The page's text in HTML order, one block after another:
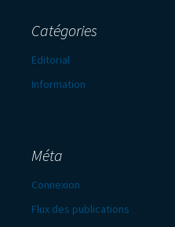
Catégories
Editorial
Information
Méta
Connexion
Flux des publications